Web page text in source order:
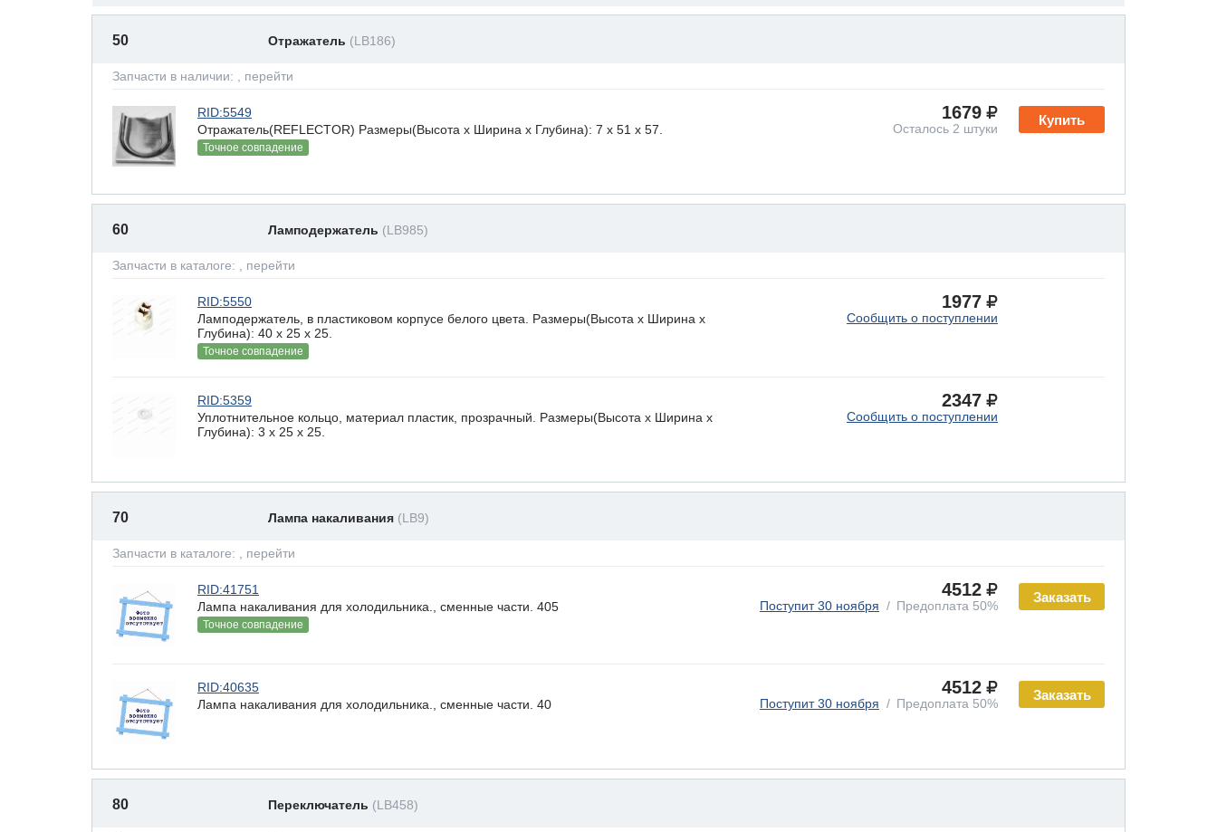
50 Отражатель (LB186)
Запчасти в наличии: , перейти
Купить
RID:5549
Отражатель(REFLECTOR) Размеры(Высота х Ширина х Глубина): 7 x 51 х 57.
Точное совпадение
1679
Осталось 2 штуки
60 Ламподержатель (LB985)
Запчасти в каталоге: , перейти
RID:5550
Ламподержатель, в пластиковом корпусе белого цвета. Размеры(Высота х Ширина х
Глубина): 40 x 25 х 25.
Точное совпадение
1977
Сообщить о поступлении
RID:5359
Уплотнительное кольцо, материал пластик, прозрачный. Размеры(Высота х Ширина х
Глубина): 3 x 25 х 25.
2347
Сообщить о поступлении
70 Лампа накаливания (LB9)
Запчасти в каталоге: , перейти
Заказать
RID:41751
Лампа накаливания для холодильника., сменные части. 405
Точное совпадение
4512
Поступит 30 ноября Предоплата 50%
Заказать
RID:40635
Лампа накаливания для холодильника., сменные части. 40
4512
Поступит 30 ноября Предоплата 50%
80 Переключатель (LB458)